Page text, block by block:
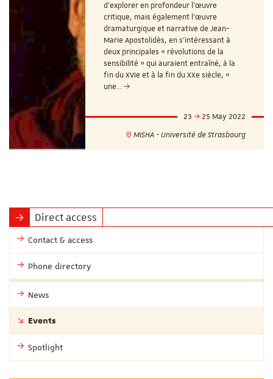
d’explorer en profondeur l’œuvre
critique, mais également l’œuvre
dramaturgique et narrative de Jean-
Marie Apostolidès, en s’intéressant à
deux principales « révolutions de la
sensibilité » qui auraient entraîné, à la
fin du XVIe et à la fin du XXe siècle, «
une…
23
25 May 2022
MISHA - Université de Strasbourg
Direct access
Contact & access
Phone directory
News
Events
Spotlight